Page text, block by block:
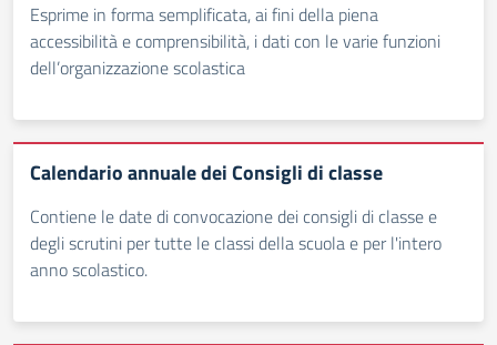
Esprime in forma semplificata, ai fini della piena
accessibilità e comprensibilità, i dati con le varie funzioni
dell’organizzazione scolastica
Calendario annuale dei Consigli di classe
Contiene le date di convocazione dei consigli di classe e
degli scrutini per tutte le classi della scuola e per l'intero
anno scolastico.